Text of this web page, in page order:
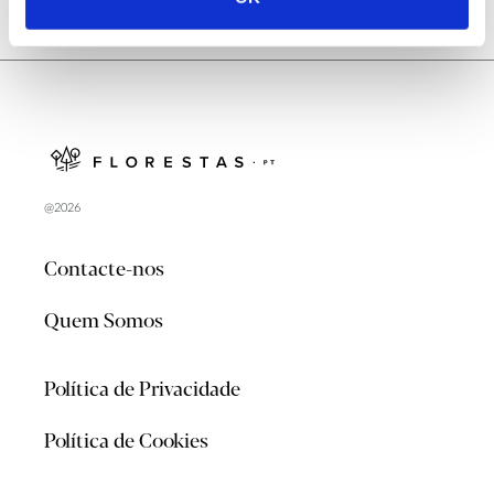
@2026
Contacte-nos
Quem Somos
Política de Privacidade
Política de Cookies